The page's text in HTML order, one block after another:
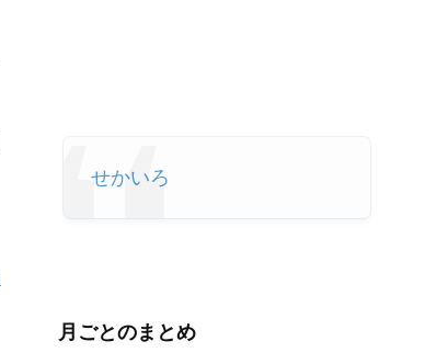
せかいろ
月ごとのまとめ